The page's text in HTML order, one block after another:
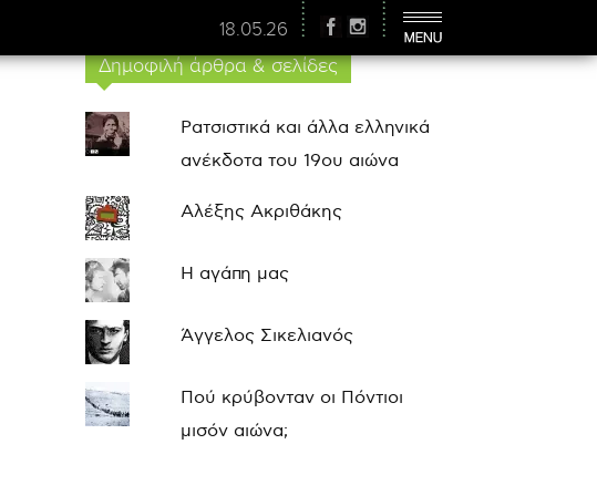
18.05.26
Δημοφιλή άρθρα & σελίδες
Ρατσιστικά και άλλα ελληνικά
ανέκδοτα του 19ου αιώνα
Αλέξης Ακριθάκης
Η αγάπη μας
Άγγελος Σικελιανός
Πού κρύβονταν οι Πόντιοι
μισόν αιώνα;